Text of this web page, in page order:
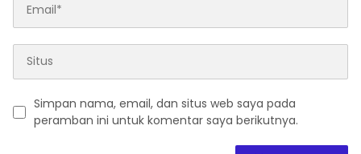
Simpan nama, email, dan situs web saya pada
peramban ini untuk komentar saya berikutnya.